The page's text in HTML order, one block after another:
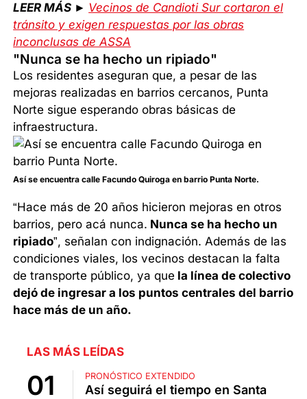
LEER MÁS ► Vecinos de Candioti Sur cortaron el
tránsito y exigen respuestas por las obras
inconclusas de ASSA
"Nunca se ha hecho un ripiado"
Los residentes aseguran que, a pesar de las
mejoras realizadas en barrios cercanos, Punta
Norte sigue esperando obras básicas de
infraestructura.
Así se encuentra calle Facundo Quiroga en barrio Punta Norte.
“Hace más de 20 años hicieron mejoras en otros
barrios, pero acá nunca. Nunca se ha hecho un
ripiado”, señalan con indignación. Además de las
condiciones viales, los vecinos destacan la falta
de transporte público, ya que la línea de colectivo
dejó de ingresar a los puntos centrales del barrio
hace más de un año.
LAS MÁS LEÍDAS
PRONÓSTICO EXTENDIDO
Así seguirá el tiempo en Santa